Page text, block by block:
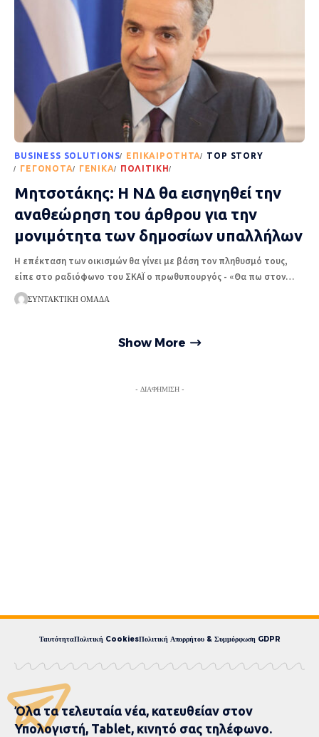
BUSINESS SOLUTIONS EΠΙΚΑΙΡΌΤΗΤΑ
TOP STORY
ΓΕΓΟΝΌΤΑ
ΓΕΝΙΚΆ ΠΟΛΙΤΙΚΉ
Μητσοτάκης: Η ΝΔ θα εισηγηθεί την
αναθεώρηση του άρθρου για την
μονιμότητα των δημοσίων υπαλλήλων
Η επέκταση των οικισμών θα γίνει με βάση τον πληθυσμό τους,
είπε στο ραδιόφωνο του ΣΚΑΪ ο πρωθυπουργός - «Θα πω στον…
ΣΥΝΤΑΚΤΙΚΉ ΟΜΆΔΑ
Show More
- ΔΙΑΦΉΜΙΣΗ -
ΤαυτότηταΠολιτική CookiesΠολιτική Απορρήτου & Συμμόρφωση GDPR
Όλα τα τελευταία νέα, κατευθείαν στον
Υπολογιστή, Tablet, κινητό σας τηλέφωνο.